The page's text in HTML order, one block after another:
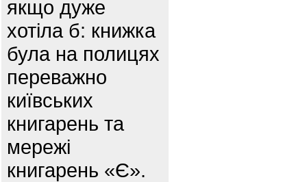
якщо дуже
хотіла б: книжка
була на полицях
переважно
київських
книгарень та
мережі
книгарень «Є».